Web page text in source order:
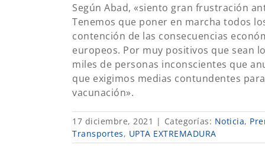
Según Abad, «siento gran frustración
Tenemos que poner en marcha todos
contención de las consecuencias
europeos. Por muy positivos que sean
miles de personas inconscientes que
que exigimos medias contundentes
vacunación».
17 diciembre, 2021 | Categorías: Noticia,
Transportes, UPTA EXTREMADURA